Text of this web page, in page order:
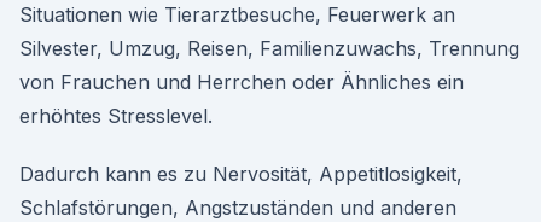
Situationen wie Tierarztbesuche, Feuerwerk an
Silvester, Umzug, Reisen, Familienzuwachs, Trennung
von Frauchen und Herrchen oder Ähnliches ein
erhöhtes Stresslevel.
Dadurch kann es zu Nervosität, Appetitlosigkeit,
Schlafstörungen, Angstzuständen und anderen